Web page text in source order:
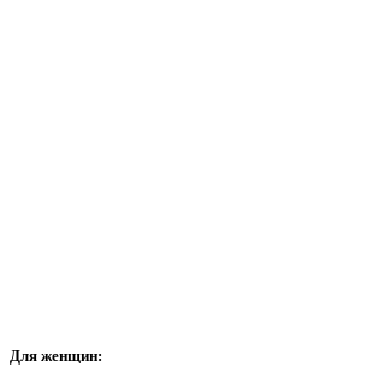
Для женщин: